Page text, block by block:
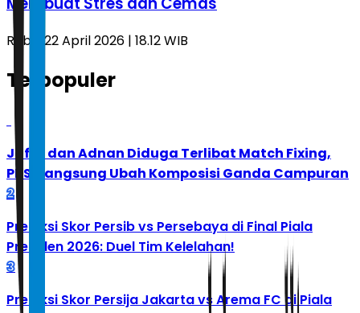
Rabu, 22 April 2026 | 18.12 WIB
Terpopuler
Jafar dan Adnan Diduga Terlibat Match Fixing,
PBSI Langsung Ubah Komposisi Ganda Campuran
2
Prediksi Skor Persib vs Persebaya di Final Piala
Presiden 2026: Duel Tim Kelelahan!
3
Prediksi Skor Persija Jakarta vs Arema FC di Piala